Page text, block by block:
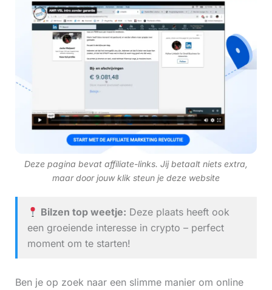
Deze pagina bevat affiliate-links. Jij betaalt niets extra,
maar door jouw klik steun je deze website
Bilzen top weetje: Deze plaats heeft ook
een groeiende interesse in crypto – perfect
moment om te starten!
Ben je op zoek naar een slimme manier om online